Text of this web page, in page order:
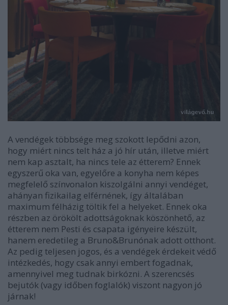
A vendégek többsége meg szokott lepődni azon,
hogy miért nincs telt ház a jó hír után, illetve miért
nem kap asztalt, ha nincs tele az étterem? Ennek
egyszerű oka van, egyelőre a konyha nem képes
megfelelő színvonalon kiszolgálni annyi vendéget,
ahányan fizikailag elférnének, így általában
maximum félházig töltik fel a helyeket. Ennek oka
részben az örökölt adottságoknak köszönhető, az
étterem nem Pesti és csapata igényeire készült,
hanem eredetileg a Bruno&Brunónak adott otthont.
Az pedig teljesen jogos, és a vendégek érdekeit védő
intézkedés, hogy csak annyi embert fogadnak,
amennyivel meg tudnak birkózni. A szerencsés
bejutók (vagy időben foglalók) viszont nagyon jó
járnak!